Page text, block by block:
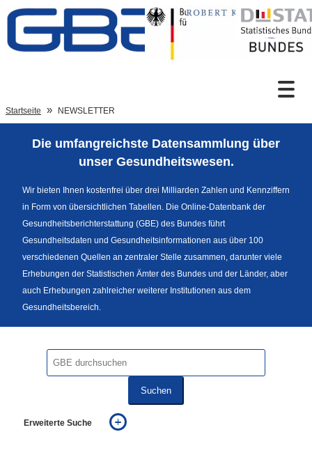
Zum Inhalt
Sprachumschaltung
Fußzeile
Startseite NEWSLETTER
Die umfangreichste Datensammlung über
unser Gesundheitswesen.
Wir bieten Ihnen kostenfrei über drei Milliarden Zahlen und Kennziffern
in Form von übersichtlichen Tabellen. Die Online-Datenbank der
Gesundheitsberichterstattung (GBE) des Bundes führt
Gesundheitsdaten und Gesundheitsinformationen aus über 100
verschiedenen Quellen an zentraler Stelle zusammen, darunter viele
Erhebungen der Statistischen Ämter des Bundes und der Länder, aber
auch Erhebungen zahlreicher weiterer Institutionen aus dem
Gesundheitsbereich.
Suchen
Erweiterte Suche